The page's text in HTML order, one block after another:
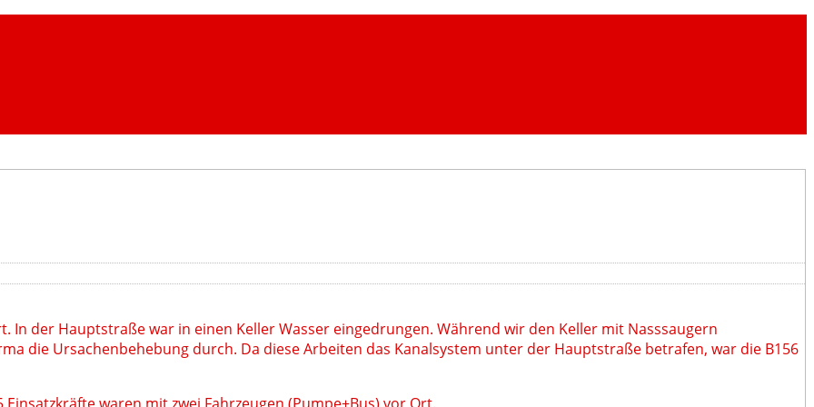
In der Hauptstraße war in einen Keller Wasser eingedrungen. Während wir den Keller mit Nasssaugern
die Ursachenbehebung durch. Da diese Arbeiten das Kanalsystem unter der Hauptstraße betrafen, war die B156